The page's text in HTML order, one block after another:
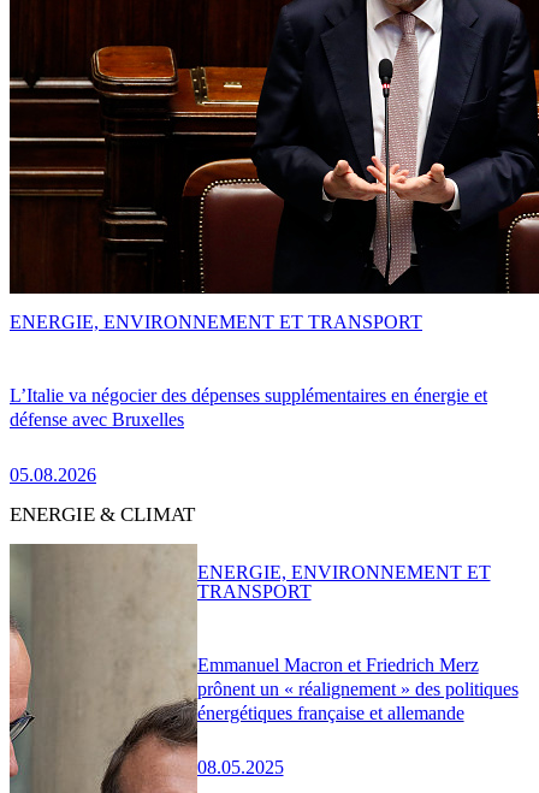
L’Italie va négocier des dépenses supplémentaires en énergie et
défense avec Bruxelles
05.08.2026
ENERGIE, ENVIRONNEMENT ET TRANSPORT
ENERGIE & CLIMAT
Emmanuel Macron et Friedrich Merz
prônent un « réalignement » des politiques
énergétiques française et allemande
08.05.2025
ENERGIE, ENVIRONNEMENT ET
TRANSPORT